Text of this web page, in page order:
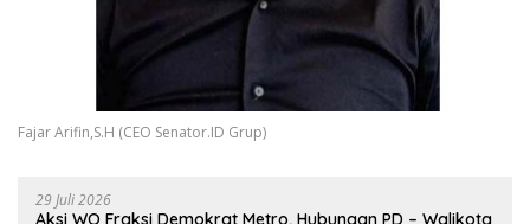
Fajar Arifin,S.H (CEO Senator.ID Grup)
29 Juli 2026
Aksi WO Fraksi Demokrat Metro, Hubungan PD – Walikota